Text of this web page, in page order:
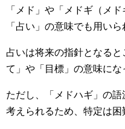
「メド」や「メドギ（メ
「占い」の意味でも用いら
占いは将来の指針となる
て」や「目標」の意味にな
ただし、「メドハギ」の
考えられるため、特定は困